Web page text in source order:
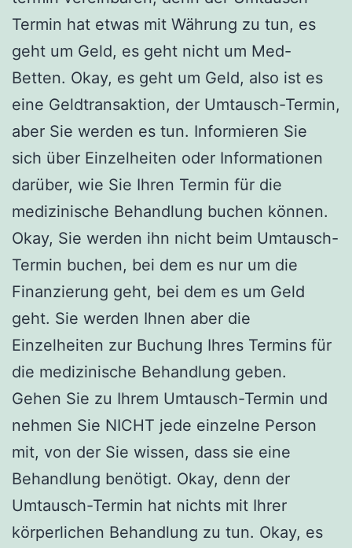
Termin hat etwas mit Währung zu tun, es
geht um Geld, es geht nicht um Med-
Betten. Okay, es geht um Geld, also ist es
eine Geldtransaktion, der Umtausch-Termin,
aber Sie werden es tun. Informieren Sie
sich über Einzelheiten oder Informationen
darüber, wie Sie Ihren Termin für die
medizinische Behandlung buchen können.
Okay, Sie werden ihn nicht beim Umtausch-
Termin buchen, bei dem es nur um die
Finanzierung geht, bei dem es um Geld
geht. Sie werden Ihnen aber die
Einzelheiten zur Buchung Ihres Termins für
die medizinische Behandlung geben.
Gehen Sie zu Ihrem Umtausch-Termin und
nehmen Sie NICHT jede einzelne Person
mit, von der Sie wissen, dass sie eine
Behandlung benötigt. Okay, denn der
Umtausch-Termin hat nichts mit Ihrer
körperlichen Behandlung zu tun. Okay, es